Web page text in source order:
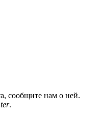
сообщите нам о ней.
.